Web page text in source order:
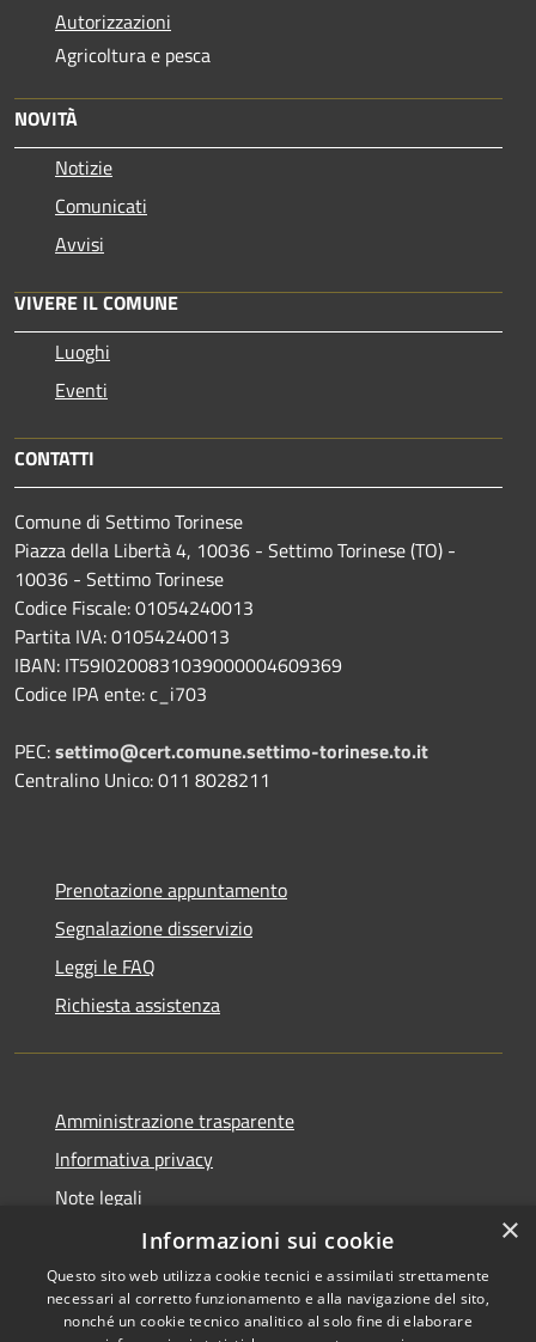
Autorizzazioni
Agricoltura e pesca
NOVITÀ
Notizie
Comunicati
Avvisi
VIVERE IL COMUNE
Luoghi
Eventi
CONTATTI
Comune di Settimo Torinese
Piazza della Libertà 4, 10036 - Settimo Torinese (TO) -
10036 - Settimo Torinese
Codice Fiscale: 01054240013
Partita IVA: 01054240013
IBAN: IT59I0200831039000004609369
Codice IPA ente: c_i703
PEC:settimo@cert.comune.settimo-torinese.to.it
Centralino Unico: 011 8028211
Prenotazione appuntamento
Segnalazione disservizio
Leggi le FAQ
Richiesta assistenza
Amministrazione trasparente
Informativa privacy
Note legali
Dichiarazione di accessibilità
×
Informazioni sui cookie
Questo sito web utilizza cookie tecnici e assimilati strettamente
necessari al corretto funzionamento e alla navigazione del sito,
nonché un cookie tecnico analitico al solo fine di elaborare